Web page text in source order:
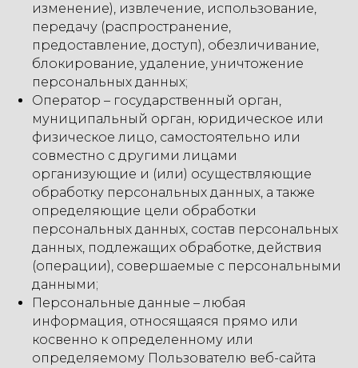
изменение), извлечение, использование,
передачу (распространение,
предоставление, доступ), обезличивание,
блокирование, удаление, уничтожение
персональных данных;
Оператор – государственный орган,
муниципальный орган, юридическое или
физическое лицо, самостоятельно или
совместно с другими лицами
организующие и (или) осуществляющие
обработку персональных данных, а также
определяющие цели обработки
персональных данных, состав персональных
данных, подлежащих обработке, действия
(операции), совершаемые с персональными
данными;
Персональные данные – любая
информация, относящаяся прямо или
косвенно к определенному или
определяемому Пользователю веб-сайта